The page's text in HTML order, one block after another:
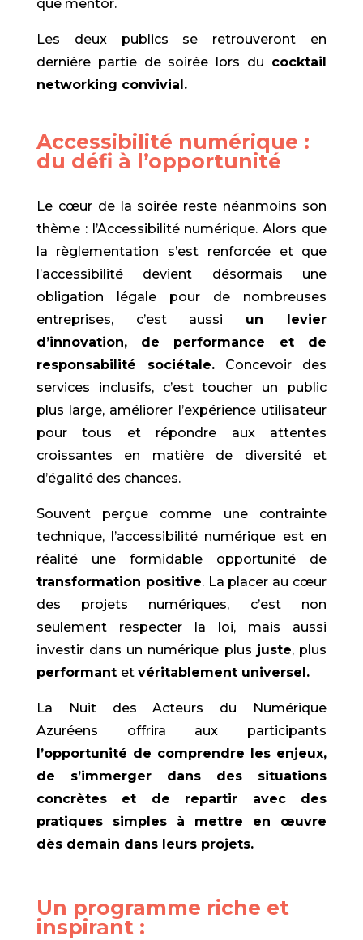
que mentor.
Les deux publics se retrouveront en
dernière partie de soirée lors du cocktail
networking convivial.
Accessibilité numérique :
du défi à l’opportunité
Le cœur de la soirée reste néanmoins son
thème : l’Accessibilité numérique. Alors que
la règlementation s’est renforcée et que
l’accessibilité devient désormais une
obligation légale pour de nombreuses
entreprises, c’est aussi un levier
d’innovation, de performance et de
responsabilité sociétale. Concevoir des
services inclusifs, c’est toucher un public
plus large, améliorer l’expérience utilisateur
pour tous et répondre aux attentes
croissantes en matière de diversité et
d’égalité des chances.
Souvent perçue comme une contrainte
technique, l’accessibilité numérique est en
réalité une formidable opportunité de
transformation positive. La placer au cœur
des projets numériques, c’est non
seulement respecter la loi, mais aussi
investir dans un numérique plus juste, plus
performant et véritablement universel.
La Nuit des Acteurs du Numérique
Azuréens offrira aux participants
l’opportunité de comprendre les enjeux,
de s’immerger dans des situations
concrètes et de repartir avec des
pratiques simples à mettre en œuvre
dès demain dans leurs projets.
Un programme riche et
inspirant :